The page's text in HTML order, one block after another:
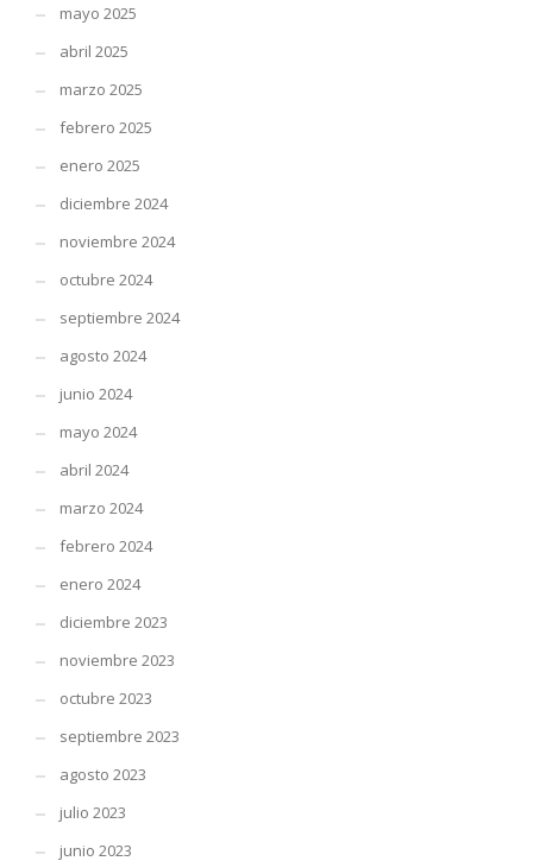
mayo 2025
abril 2025
marzo 2025
febrero 2025
enero 2025
diciembre 2024
noviembre 2024
octubre 2024
septiembre 2024
agosto 2024
junio 2024
mayo 2024
abril 2024
marzo 2024
febrero 2024
enero 2024
diciembre 2023
noviembre 2023
octubre 2023
septiembre 2023
agosto 2023
julio 2023
junio 2023